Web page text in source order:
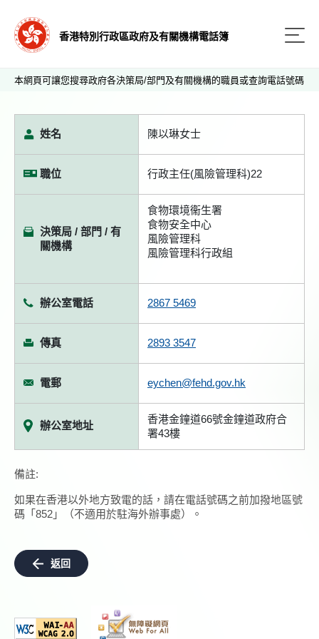
香港特別行政區政府及有關機構電話簿
本網頁可讓您搜尋政府各決策局/部門及有關機構的職員或查詢電話號碼
姓名 陳以琳女士
職位 行政主任(風險管理科)22
決策局 / 部門 / 有
關機構
食物環境衞生署
食物安全中心
風險管理科
風險管理科行政組
辦公室電話 2867 5469
傳真 2893 3547
電郵 eychen@fehd.gov.hk
辦公室地址
香港金鐘道66號金鐘道政府合
署43樓
備註:
如果在香港以外地方致電的話，請在電話號碼之前加撥地區號
碼「852」（不適用於駐海外辦事處）。
返回